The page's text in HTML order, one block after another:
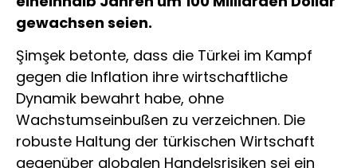
gewachsen seien.
Şimşek betonte, dass die Türkei im Kampf
gegen die Inflation ihre wirtschaftliche
Dynamik bewahrt habe, ohne
Wachstumseinbußen zu verzeichnen. Die
robuste Haltung der türkischen Wirtschaft
gegenüber globalen Handelsrisiken sei ein